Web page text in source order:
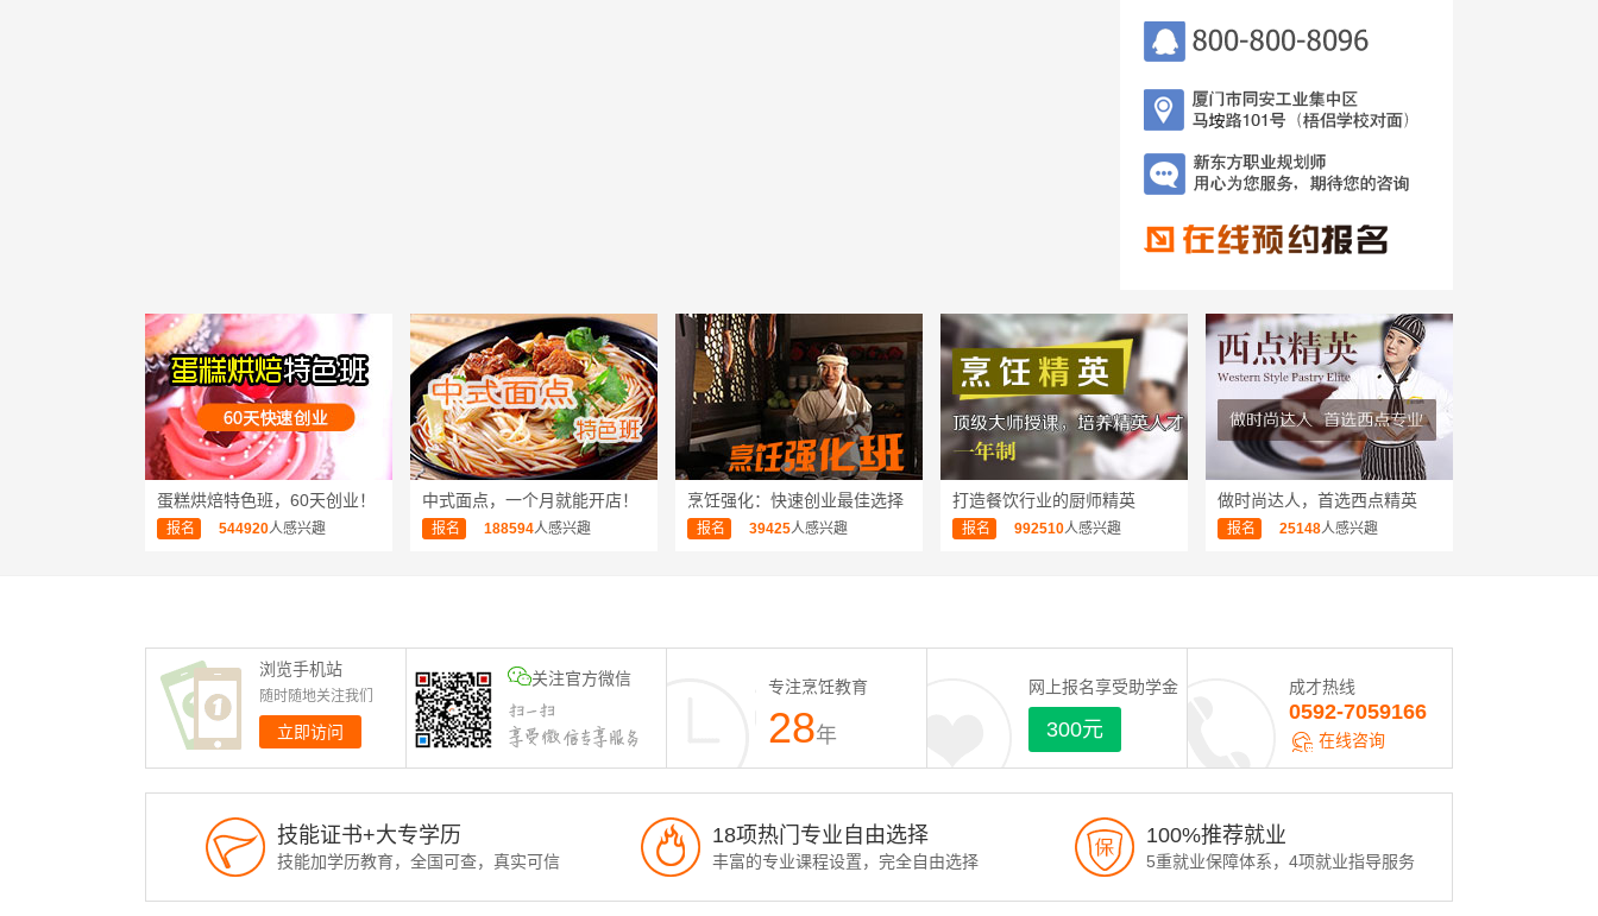
蛋糕烘焙特色班，60天创业！
报名 544920人感兴趣
中式面点，一个月就能开店！
报名 188594人感兴趣
烹饪强化：快速创业最佳选择
报名 39425人感兴趣
打造餐饮行业的厨师精英
报名 992510人感兴趣
做时尚达人，首选西点精英
报名 25148人感兴趣
浏览手机站
随时随地关注我们
立即访问
关注官方微信 专注烹饪教育
28年
网上报名享受助学金
300元
成才热线
0592-7059166
在线咨询
技能证书+大专学历
技能加学历教育，全国可查，真实可信
18项热门专业自由选择
丰富的专业课程设置，完全自由选择
100%推荐就业
5重就业保障体系，4项就业指导服务